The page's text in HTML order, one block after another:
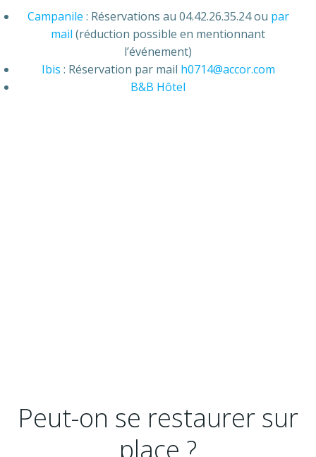
Campanile : Réservations au 04.42.26.35.24 ou par
mail (réduction possible en mentionnant
l’événement)
Ibis : Réservation par mail h0714@accor.com
B&B Hôtel
Peut-on se restaurer sur
place ?